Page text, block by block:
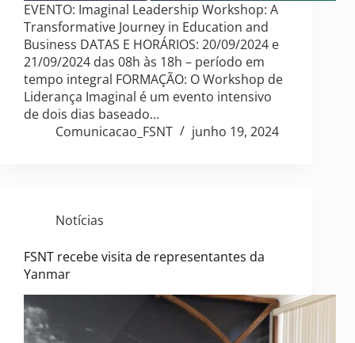
EVENTO: Imaginal Leadership Workshop: A
Transformative Journey in Education and
Business DATAS E HORÁRIOS: 20/09/2024 e
21/09/2024 das 08h às 18h – período em
tempo integral FORMAÇÃO: O Workshop de
Liderança Imaginal é um evento intensivo
de dois dias baseado…
Comunicacao_FSNT
junho 19, 2024
Notícias
FSNT recebe visita de representantes da
Yanmar